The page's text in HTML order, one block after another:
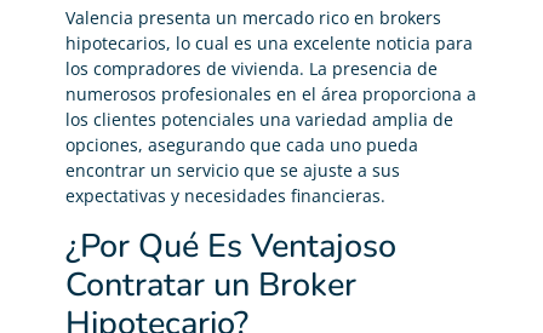
Valencia presenta un mercado rico en brokers
hipotecarios, lo cual es una excelente noticia para
los compradores de vivienda. La presencia de
numerosos profesionales en el área proporciona a
los clientes potenciales una variedad amplia de
opciones, asegurando que cada uno pueda
encontrar un servicio que se ajuste a sus
expectativas y necesidades financieras.
¿Por Qué Es Ventajoso
Contratar un Broker